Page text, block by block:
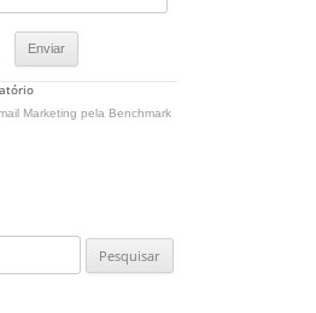
Marketing pela Benchmark